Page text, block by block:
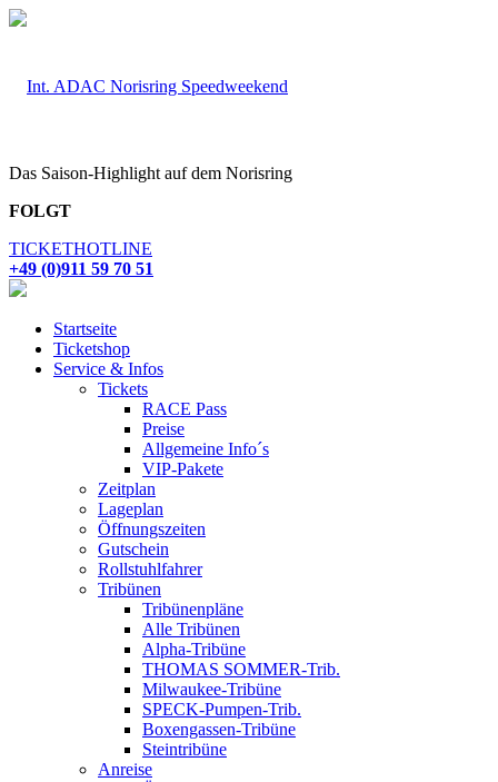
Das Saison-Highlight auf dem Norisring
FOLGT
TICKETHOTLINE
+49 (0)911 59 70 51
Startseite
Ticketshop
Service & Infos
Tickets
RACE Pass
Preise
Allgemeine Info´s
VIP-Pakete
Zeitplan
Lageplan
Öffnungszeiten
Gutschein
Rollstuhlfahrer
Tribünen
Tribünenpläne
Alle Tribünen
Alpha-Tribüne
THOMAS SOMMER-Trib.
Milwaukee-Tribüne
SPECK-Pumpen-Trib.
Boxengassen-Tribüne
Steintribüne
Anreise